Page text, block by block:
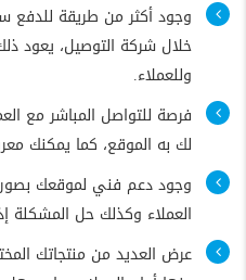
وجود أكثر من طريقة للدفع
خلال شركة التوصيل، يعود
وللعملاء.
فرصة للتواصل المباشر مع
لك به الموقع، كما يمكنك
وجود دعم فني لموقعك
العملاء وكذلك حل المشكلة
عرض العديد من منتجاتك